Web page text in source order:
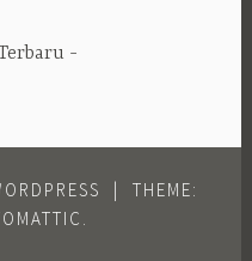
|
THEME:
.